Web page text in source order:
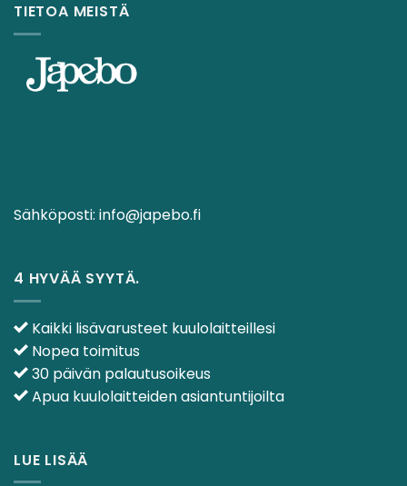
TIETOA MEISTÄ
Sähköposti: info@japebo.fi
4 HYVÄÄ SYYTÄ.
Kaikki lisävarusteet kuulolaitteillesi
Nopea toimitus
30 päivän palautusoikeus
Apua kuulolaitteiden asiantuntijoilta
LUE LISÄÄ